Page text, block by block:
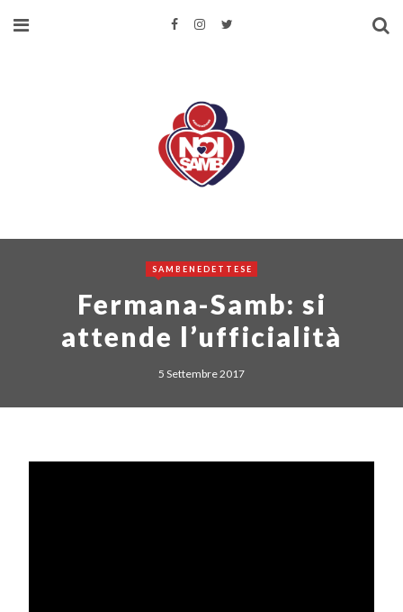
SAMBENEDETTESE
Fermana-Samb: si
attende l’ufficialità
5 Settembre 2017